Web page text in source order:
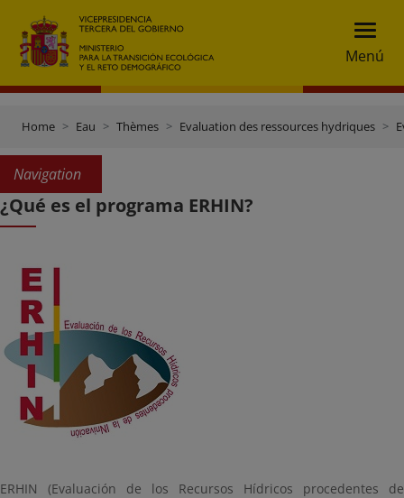
Menú
Home Eau Thèmes Evaluation des ressources hydriques
Navigation
¿Qué es el programa ERHIN?
ERHIN (Evaluación de los Recursos Hídricos procedentes de